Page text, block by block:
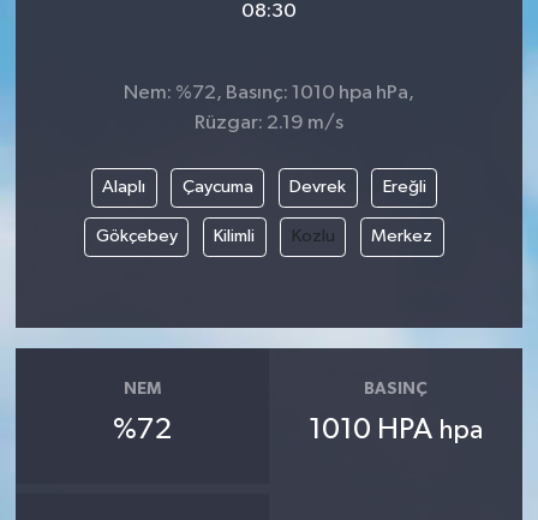
08:30
Nem: %72, Basınç: 1010 hpa hPa,
Rüzgar: 2.19 m/s
Alaplı Çaycuma Devrek Ereğli
Gökçebey Kilimli Kozlu Merkez
NEM
%72
BASINÇ
1010 HPA hpa